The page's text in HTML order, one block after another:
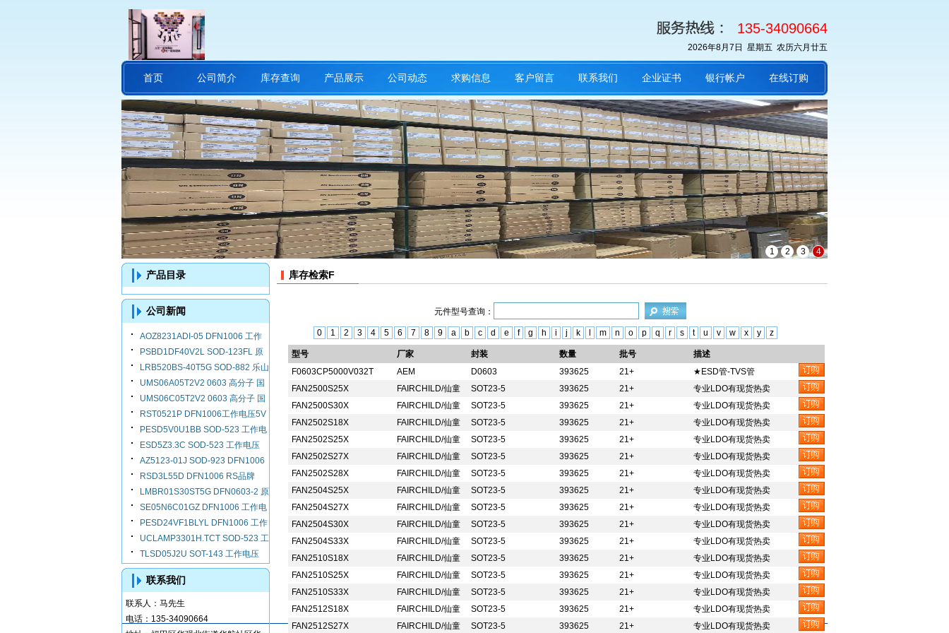
135-34090664
2026年8月7日 星期五 农历六月廿五
首页 公司简介 库存查询 产品展示 公司动态 求购信息 客户留言 联系我们 企业证书 银行帐户 在线订购
1 2 3 4
产品目录
公司新闻
AOZ8231ADI-05 DFN1006 工作
电压5V 结电容13PF
PSBD1DF40V2L SOD-123FL 原
装芯导
LRB520BS-40T5G SOD-882 乐山
LRC
UMS06A05T2V2 0603 高分子 国
产RS
UMS06C05T2V2 0603 高分子 国
产RS
RST0521P DFN1006工作电压5V
结电容0.3PF
PESD5V0U1BB SOD-523 工作电
压5V 结电容2.5PF
ESD5Z3.3C SOD-523 工作电压
3.3V 钳位电压18V
AZ5123-01J SOD-923 DFN1006
工作电压3.3V 钳位电压5V
RSD3L55D DFN1006 RS品牌
LMBR01S30ST5G DFN0603-2 原
装 LRC
SE05N6C01GZ DFN1006 工作电
压5V 结电容0.5PF
PESD24VF1BLYL DFN1006 工作
电压24V
UCLAMP3301H.TCT SOD-523 工
作电压3.3V 结电容25pF
TLSD05J2U SOT-143 工作电压
5V 结电容3PF
联系我们
联系人： 马先生
电话： 135-34090664
库存检索F
元件型号查询：
0 1 2 3 4 5 6 7 8 9 a b c d e f g h i j k m n o p q r s t u v w x y z
型号 厂家 封装 数量 批号
描述
F0603CP5000V032T
AEM D0603 393625 21+
★ESD管-TVS管
FAN2500S25X
FAIRCHILD/仙童 SOT23-5 393625 21+
专业LDO有现货热卖
FAN2500S30X
FAIRCHILD/仙童 SOT23-5 393625 21+
专业LDO有现货热卖
FAN2502S18X
FAIRCHILD/仙童 SOT23-5 393625 21+
专业LDO有现货热卖
FAN2502S25X
FAIRCHILD/仙童 SOT23-5 393625 21+
专业LDO有现货热卖
FAN2502S27X
FAIRCHILD/仙童 SOT23-5 393625 21+
专业LDO有现货热卖
FAN2502S28X
FAIRCHILD/仙童 SOT23-5 393625 21+
专业LDO有现货热卖
FAN2504S25X
FAIRCHILD/仙童 SOT23-5 393625 21+
专业LDO有现货热卖
FAN2504S27X
FAIRCHILD/仙童 SOT23-5 393625 21+
专业LDO有现货热卖
FAN2504S30X
FAIRCHILD/仙童 SOT23-5 393625 21+
专业LDO有现货热卖
FAN2504S33X
FAIRCHILD/仙童 SOT23-5 393625 21+
专业LDO有现货热卖
FAN2510S18X
FAIRCHILD/仙童 SOT23-5 393625 21+
专业LDO有现货热卖
FAN2510S25X
FAIRCHILD/仙童 SOT23-5 393625 21+
专业LDO有现货热卖
FAN2510S33X
FAIRCHILD/仙童 SOT23-5 393625 21+
专业LDO有现货热卖
FAN2512S18X
FAIRCHILD/仙童 SOT23-5 393625 21+
专业LDO有现货热卖
FAN2512S27X
FAIRCHILD/仙童 SOT23-5 393625 21+ 专业LDO有现货热卖